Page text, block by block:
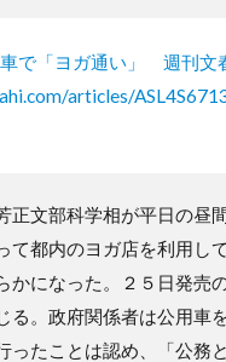
で「ヨガ通い」 週刊文
articles/
正文部科学相が平日の昼
て都内のヨガ店を利用し
かになった。２５日発売
る。政府関係者は公用車
ったことは認め、「公務